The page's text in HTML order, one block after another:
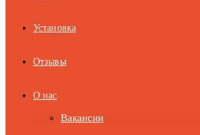
Установка
Отзывы
О нас
Вакансии